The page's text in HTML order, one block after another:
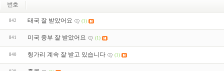
번호
842 태국 잘 받았어요 (1)
841 미국 중부 잘 받았어요 (1)
840 헝가리 계속 잘 받고 있습니다 (1)